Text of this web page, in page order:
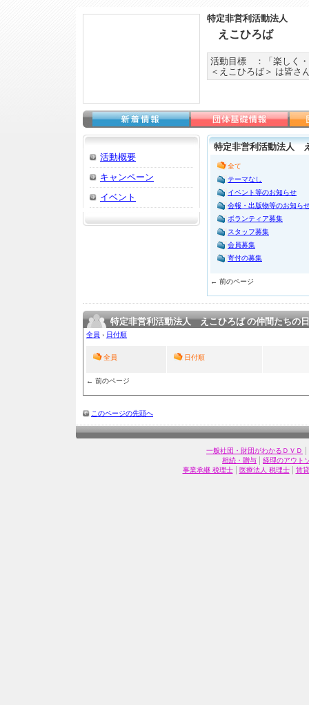
特定非営利活動法人
えこひろば
活動目標 ：「楽しく
＜えこひろば＞ は皆さ
活動概要
キャンペーン
イベント
特定非営利活動法人
全て
テーマなし
イベント等のお知らせ
会報・出版物等のお知ら
ボランティア募集
スタッフ募集
会員募集
寄付の募集
← 前のページ
特定非営利活動法人 えこひろば の仲間たちの
全員 › 日付順
全員 日付順
← 前のページ
このページの先頭へ
一般社団・財団がわかるＤＶＤ |
相続・贈与 | 経理のアウト
事業承継 税理士| 医療法人 税理士| 賃